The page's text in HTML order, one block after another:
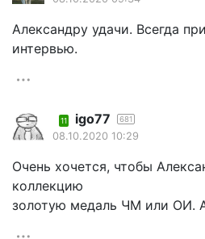
Александру удачи. Всегда
интервью.
11 igo77 681
08.10.2020 10:29
Очень хочется, чтобы
коллекцию
золотую медаль ЧМ или ОИ.